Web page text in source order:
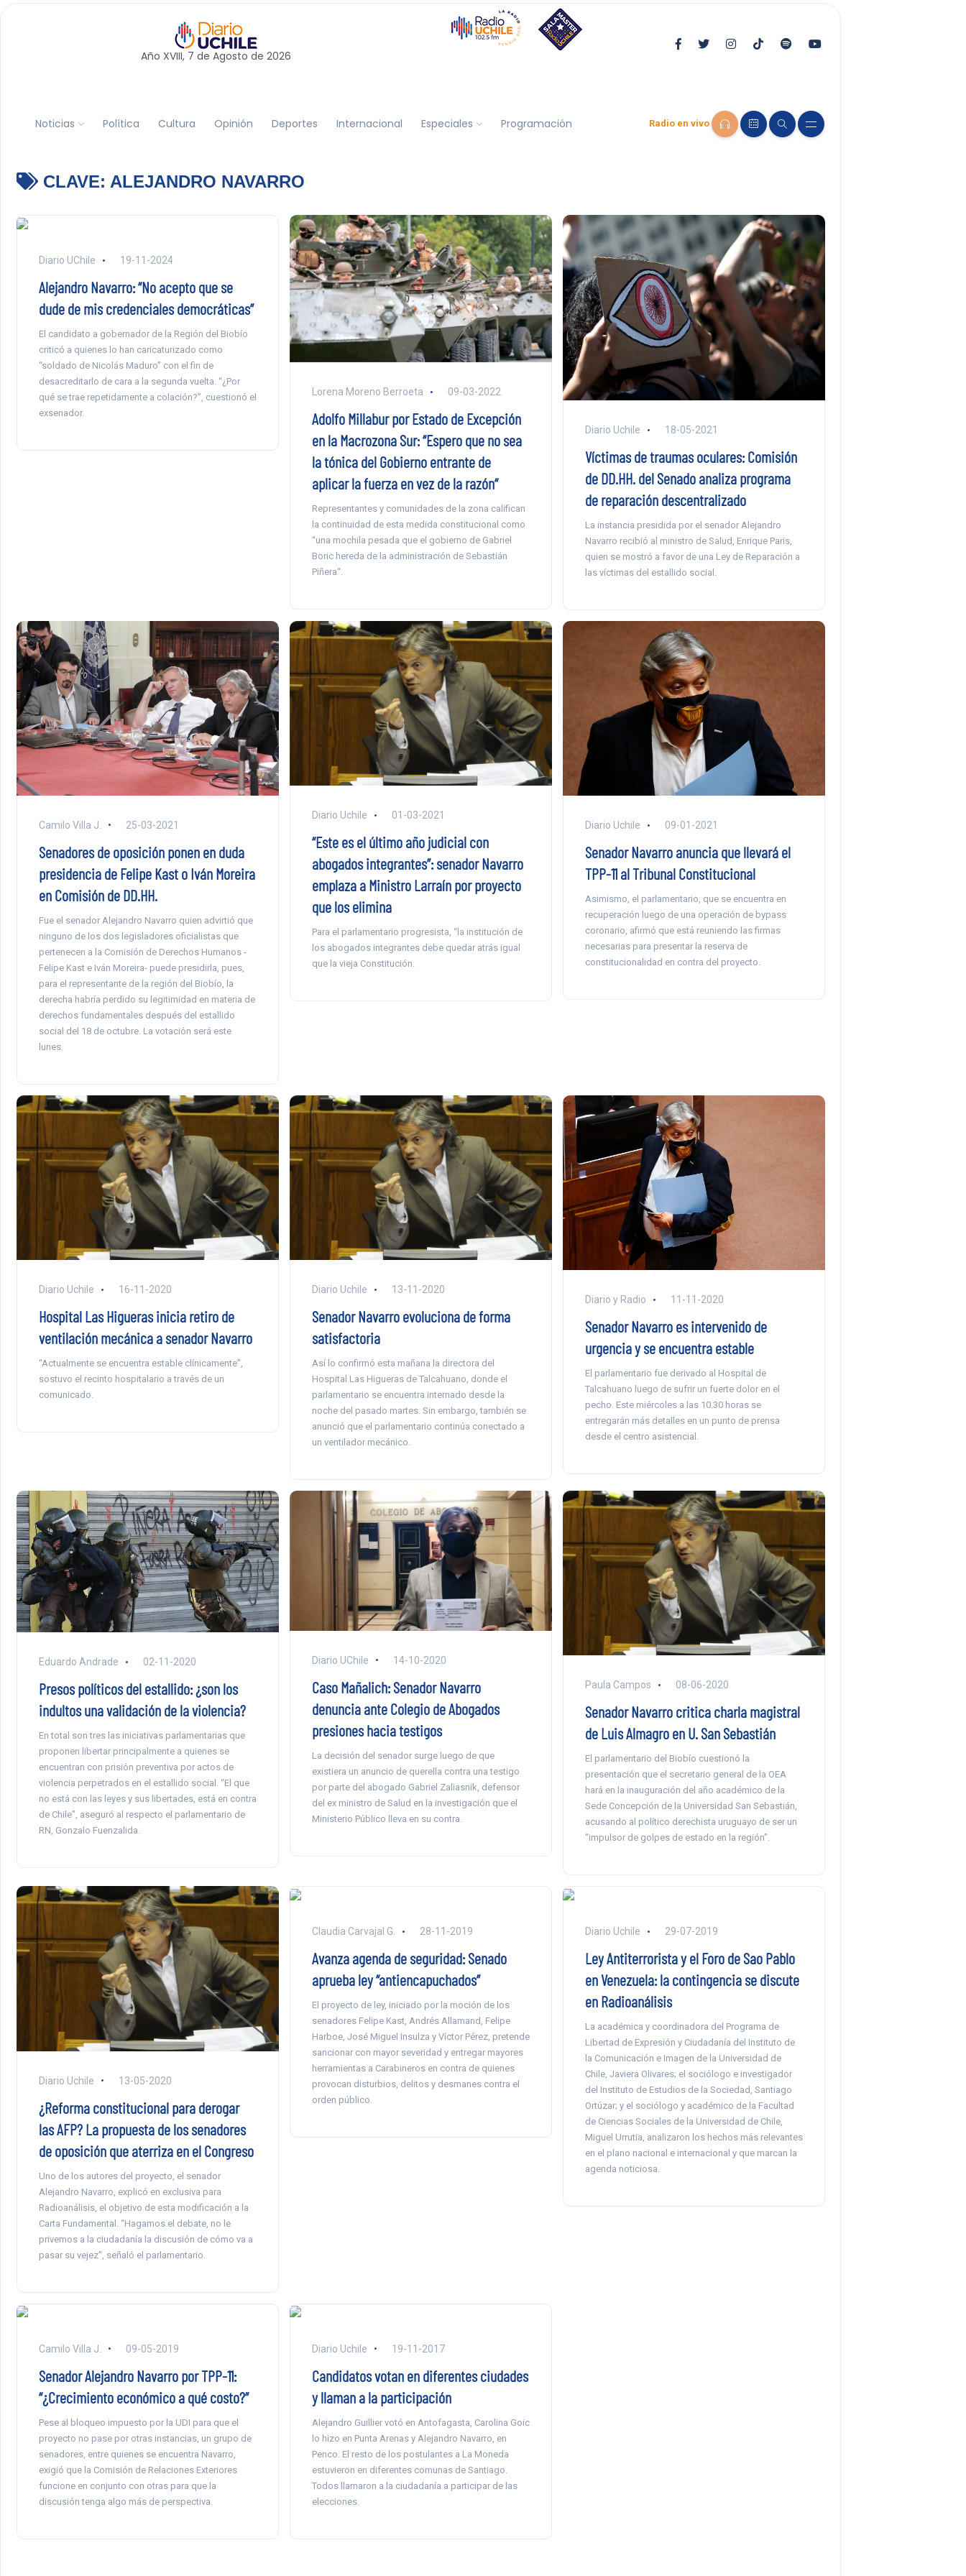
Año XVIII, 7 de Agosto de 2026
Noticias Política Cultura Opinión Deportes Internacional Especiales Programación Radio en vivo
CLAVE: ALEJANDRO NAVARRO
Diario UChile 19-11-2024
Alejandro Navarro: “No acepto que se
dude de mis credenciales democráticas”
El candidato a gobernador de la Región del Biobío
criticó a quienes lo han caricaturizado como
“soldado de Nicolás Maduro” con el fin de
desacreditarlo de cara a la segunda vuelta. “¿Por
qué se trae repetidamente a colación?”, cuestionó el
exsenador.
Lorena Moreno Berroeta 09-03-2022
Adolfo Millabur por Estado de Excepción
en la Macrozona Sur: “Espero que no sea
la tónica del Gobierno entrante de
aplicar la fuerza en vez de la razón“
Representantes y comunidades de la zona califican
la continuidad de esta medida constitucional como
“una mochila pesada que el gobierno de Gabriel
Boric hereda de la administración de Sebastián
Piñera“.
Diario Uchile 18-05-2021
Víctimas de traumas oculares: Comisión
de DD.HH. del Senado analiza programa
de reparación descentralizado
La instancia presidida por el senador Alejandro
Navarro recibió al ministro de Salud, Enrique Paris,
quien se mostró a favor de una Ley de Reparación a
las víctimas del estallido social.
Camilo Villa J. 25-03-2021
Senadores de oposición ponen en duda
presidencia de Felipe Kast o Iván Moreira
en Comisión de DD.HH.
Fue el senador Alejandro Navarro quien advirtió que
ninguno de los dos legisladores oficialistas que
pertenecen a la Comisión de Derechos Humanos -
Felipe Kast e Iván Moreira- puede presidirla, pues,
para el representante de la región del Biobío, la
derecha habría perdido su legitimidad en materia de
derechos fundamentales después del estallido
social del 18 de octubre. La votación será este
lunes.
Diario Uchile 01-03-2021
“Este es el último año judicial con
abogados integrantes”: senador Navarro
emplaza a Ministro Larraín por proyecto
que los elimina
Para el parlamentario progresista, “la institución de
los abogados integrantes debe quedar atrás igual
que la vieja Constitución.
Diario Uchile 09-01-2021
Senador Navarro anuncia que llevará el
TPP-11 al Tribunal Constitucional
Asimismo, el parlamentario, que se encuentra en
recuperación luego de una operación de bypass
coronario, afirmó que está reuniendo las firmas
necesarias para presentar la reserva de
constitucionalidad en contra del proyecto.
Diario Uchile 16-11-2020
Hospital Las Higueras inicia retiro de
ventilación mecánica a senador Navarro
“Actualmente se encuentra estable clínicamente”,
sostuvo el recinto hospitalario a través de un
comunicado.
Diario Uchile 13-11-2020
Senador Navarro evoluciona de forma
satisfactoria
Así lo confirmó esta mañana la directora del
Hospital Las Higueras de Talcahuano, donde el
parlamentario se encuentra internado desde la
noche del pasado martes. Sin embargo, también se
anunció que el parlamentario continúa conectado a
un ventilador mecánico.
Diario y Radio 11-11-2020
Senador Navarro es intervenido de
urgencia y se encuentra estable
El parlamentario fue derivado al Hospital de
Talcahuano luego de sufrir un fuerte dolor en el
pecho. Este miércoles a las 10.30 horas se
entregarán más detalles en un punto de prensa
desde el centro asistencial.
Eduardo Andrade 02-11-2020
Presos políticos del estallido: ¿son los
indultos una validación de la violencia?
En total son tres las iniciativas parlamentarias que
proponen libertar principalmente a quienes se
encuentran con prisión preventiva por actos de
violencia perpetrados en el estallido social. “El que
no está con las leyes y sus libertades, está en contra
de Chile”, aseguró al respecto el parlamentario de
RN, Gonzalo Fuenzalida.
Diario UChile 14-10-2020
Caso Mañalich: Senador Navarro
denuncia ante Colegio de Abogados
presiones hacia testigos
La decisión del senador surge luego de que
existiera un anuncio de querella contra una testigo
por parte del abogado Gabriel Zaliasnik, defensor
del ex ministro de Salud en la investigación que el
Ministerio Público lleva en su contra.
Paula Campos 08-06-2020
Senador Navarro critica charla magistral
de Luis Almagro en U. San Sebastián
El parlamentario del Biobío cuestionó la
presentación que el secretario general de la OEA
hará en la inauguración del año académico de la
Sede Concepción de la Universidad San Sebastián,
acusando al político derechista uruguayo de ser un
“impulsor de golpes de estado en la región”.
Diario Uchile 13-05-2020
¿Reforma constitucional para derogar
las AFP? La propuesta de los senadores
de oposición que aterriza en el Congreso
Uno de los autores del proyecto, el senador
Alejandro Navarro, explicó en exclusiva para
Radioanálisis, el objetivo de esta modificación a la
Carta Fundamental. “Hagamos el debate, no le
privemos a la ciudadanía la discusión de cómo va a
pasar su vejez”, señaló el parlamentario.
Claudia Carvajal G. 28-11-2019
Avanza agenda de seguridad: Senado
aprueba ley “antiencapuchados”
El proyecto de ley, iniciado por la moción de los
senadores Felipe Kast, Andrés Allamand, Felipe
Harboe, José Miguel Insulza y Víctor Pérez, pretende
sancionar con mayor severidad y entregar mayores
herramientas a Carabineros en contra de quienes
provocan disturbios, delitos y desmanes contra el
orden público.
Diario Uchile 29-07-2019
Ley Antiterrorista y el Foro de Sao Pablo
en Venezuela: la contingencia se discute
en Radioanálisis
La académica y coordinadora del Programa de
Libertad de Expresión y Ciudadanía del Instituto de
la Comunicación e Imagen de la Universidad de
Chile, Javiera Olivares; el sociólogo e investigador
del Instituto de Estudios de la Sociedad, Santiago
Ortúzar; y el sociólogo y académico de la Facultad
de Ciencias Sociales de la Universidad de Chile,
Miguel Urrutia, analizaron los hechos más relevantes
en el plano nacional e internacional y que marcan la
agenda noticiosa.
Camilo Villa J. 09-05-2019
Senador Alejandro Navarro por TPP-11:
“¿Crecimiento económico a qué costo?”
Pese al bloqueo impuesto por la UDI para que el
proyecto no pase por otras instancias, un grupo de
senadores, entre quienes se encuentra Navarro,
exigió que la Comisión de Relaciones Exteriores
funcione en conjunto con otras para que la
discusión tenga algo más de perspectiva.
Diario Uchile 19-11-2017
Candidatos votan en diferentes ciudades
y llaman a la participación
Alejandro Guillier votó en Antofagasta, Carolina Goic
lo hizo en Punta Arenas y Alejandro Navarro, en
Penco. El resto de los postulantes a La Moneda
estuvieron en diferentes comunas de Santiago.
Todos llamaron a la ciudadanía a participar de las
elecciones.